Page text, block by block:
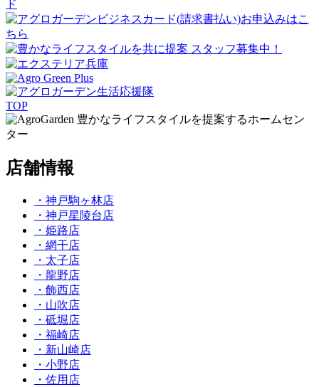
TOP
豊かなライフスタイルを提案するホームセン
ター
店舗情報
・神戸駒ヶ林店
・神戸星陵台店
・姫路店
・網干店
・太子店
・龍野店
・飾西店
・山吹店
・砥堀店
・福崎店
・新山崎店
・小野店
・佐用店